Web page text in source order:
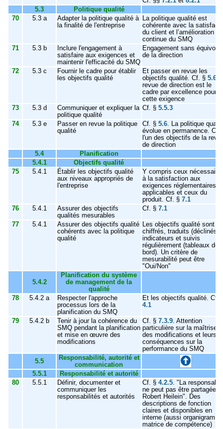
5.3
Politique qualité
70
5.3 a
Adapter la politique qualité à
la finalité de l'entreprise
La politique qualité est
cohérente avec la
du client et l’amélioration
continue du SMQ
71
5.3 b
Inclure l'engagement à
satisfaire aux exigences et
maintenir l'efficacité du SMQ
Engagement sans
de la direction
72 5.3 c
Fournir le cadre pour établir
les objectifs qualité
Et passer en revue les
objectifs qualité. Cf. § 5.6
revue de direction est le
cadre par excellence pour
cette exigence
73
5.3 d
Communiquer et expliquer la
politique qualité
Cf. § 5.5.3
74 5.3 e
Passer en revue la politique
qualité
Cf. § 5.6. La politique
évolue en permanence.
l'un des objectifs de la
de direction
5.4
Planification
5.4.1
Objectifs qualité
75
5.4.1
Établir les objectifs qualité
aux niveaux appropriés de
l'entreprise
Y compris ceux
à la satisfaction aux
exigences réglementaires
applicables et ceux du
produit. Cf. § 7.1
76
5.4.1
Assurer des objectifs
qualités mesurables
Cf. § 7.1
77 5.4.1
Assurer des objectifs qualité
cohérents avec la politique
qualité
Les objectifs qualité sont
chiffrés, traduits (déclinés)
indicateurs et suivis
régulièrement (tableaux de
bord). Un critère de
mesurabilité peut être
"Oui/Non"
5.4.2
Planification du système
de management de la
qualité
78
5.4.2 a
Respecter l'approche
processus lors de la
planification du SMQ
Et les objectifs qualité. Cf.
4.1
79 5.4.2 b
Tenir à jour la cohérence du
SMQ pendant la planification
et mise en œuvre des
modifications
Cf. § 7.3.9. Attention
particulière sur la maîtrise
des modifications et leurs
conséquences sur la
performance du SMQ
5.5
Responsabilité, autorité et
communication
5.5.1
Responsabilité et autorité
80
5.5.1
Définir, documenter et
communiquer les
responsabilités et autorités
Cf. § 4.2.5. "La
ne peut pas être partagée.
Robert Heilein". Des
descriptions de fonction
claires et disponibles en
interne (aussi
matrice de compétence)